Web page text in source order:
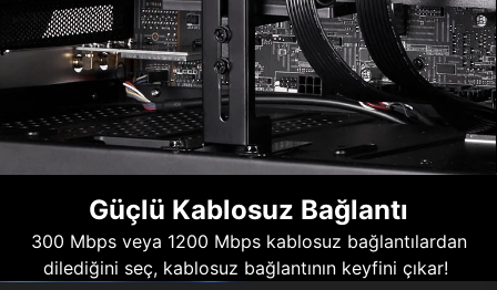
Güçlü Kablosuz Bağlantı
300 Mbps veya 1200 Mbps kablosuz bağlantılardan
dilediğini seç, kablosuz bağlantının keyfini çıkar!